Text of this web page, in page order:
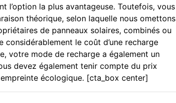
l’option la plus avantageuse. Toutefois, vous
théorique, selon laquelle nous omettons
de panneaux solaires, combinés ou
le coût d’une recharge
votre mode de recharge a également un
devez également tenir compte du prix
écologique. [cta_box center]